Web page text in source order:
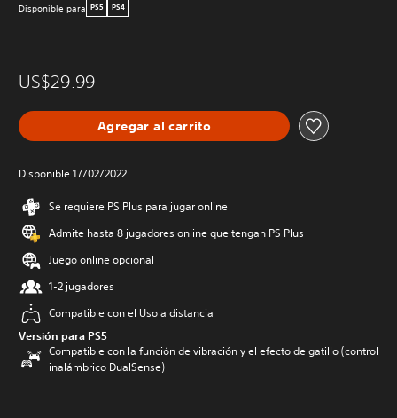
Disponible para PS5 PS4
US$29.99
Agregar al carrito
Disponible 17/02/2022
Se requiere PS Plus para jugar online
Admite hasta 8 jugadores online que tengan PS Plus
Juego online opcional
1-2 jugadores
Compatible con el Uso a distancia
Versión para PS5
Compatible con la función de vibración y el efecto de gatillo (control
inalámbrico DualSense)